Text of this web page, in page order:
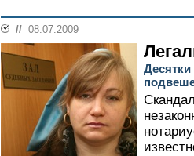
// 08.07.2009